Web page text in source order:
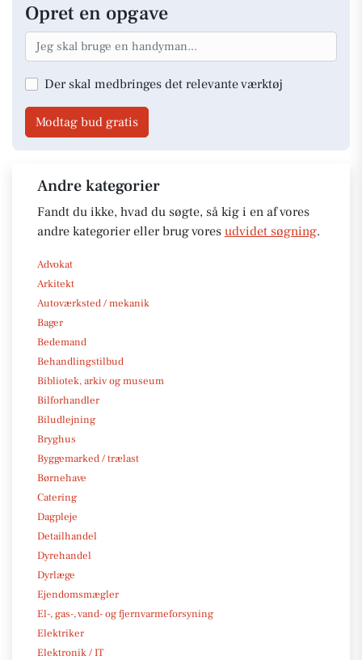
Opret en opgave
Der skal medbringes det relevante værktøj
Modtag bud gratis
Andre kategorier
Fandt du ikke, hvad du søgte, så kig i en af vores
andre kategorier eller brug vores udvidet søgning.
Advokat
Arkitekt
Autoværksted / mekanik
Bager
Bedemand
Behandlingstilbud
Bibliotek, arkiv og museum
Bilforhandler
Biludlejning
Bryghus
Byggemarked / trælast
Børnehave
Catering
Dagpleje
Detailhandel
Dyrehandel
Dyrlæge
Ejendomsmægler
El-, gas-, vand- og fjernvarmeforsyning
Elektriker
Elektronik / IT